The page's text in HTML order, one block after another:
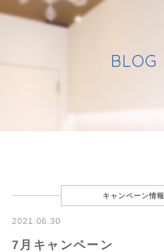
BLOG
キャンペーン情報
2021.06.30
7月キャンペーン